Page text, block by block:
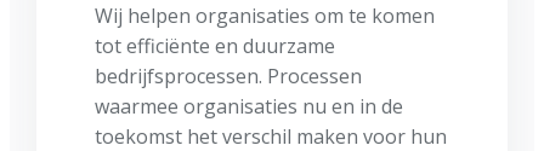
Wij helpen organisaties om te komen
tot efficiënte en duurzame
bedrijfsprocessen. Processen
waarmee organisaties nu en in de
toekomst het verschil maken voor hun